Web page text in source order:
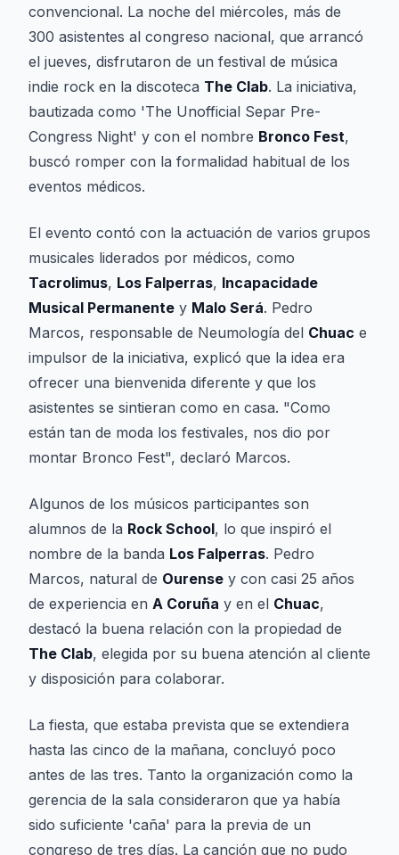
convencional. La noche del miércoles, más de
300 asistentes al congreso nacional, que arrancó
el jueves, disfrutaron de un festival de música
indie rock en la discoteca The Clab. La iniciativa,
bautizada como 'The Unofficial Separ Pre-
Congress Night' y con el nombre Bronco Fest,
buscó romper con la formalidad habitual de los
eventos médicos.
El evento contó con la actuación de varios grupos
musicales liderados por médicos, como
Tacrolimus, Los Falperras, Incapacidade
Musical Permanente y Malo Será. Pedro
Marcos, responsable de Neumología del Chuac e
impulsor de la iniciativa, explicó que la idea era
ofrecer una bienvenida diferente y que los
asistentes se sintieran como en casa. "Como
están tan de moda los festivales, nos dio por
montar Bronco Fest", declaró Marcos.
Algunos de los músicos participantes son
alumnos de la Rock School, lo que inspiró el
nombre de la banda Los Falperras. Pedro
Marcos, natural de Ourense y con casi 25 años
de experiencia en A Coruña y en el Chuac,
destacó la buena relación con la propiedad de
The Clab, elegida por su buena atención al cliente
y disposición para colaborar.
La fiesta, que estaba prevista que se extendiera
hasta las cinco de la mañana, concluyó poco
antes de las tres. Tanto la organización como la
gerencia de la sala consideraron que ya había
sido suficiente 'caña' para la previa de un
congreso de tres días. La canción que no pudo